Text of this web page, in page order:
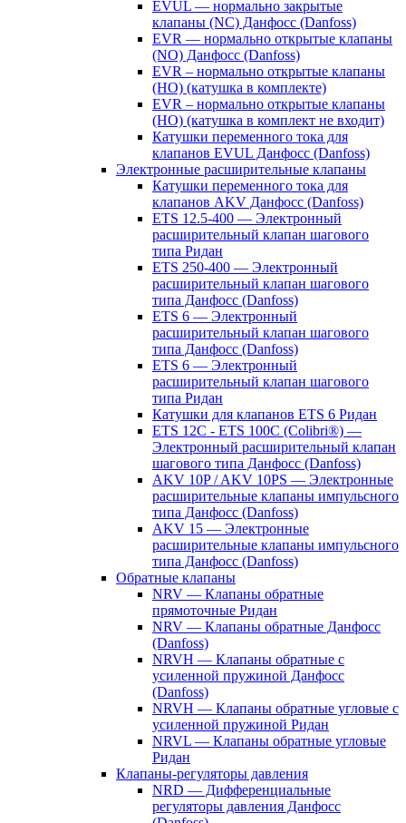
EVUL — нормально закрытые
клапаны (NC) Данфосс (Danfoss)
EVR — нормально открытые клапаны
(NO) Данфосс (Danfoss)
EVR – нормально открытые клапаны
(НО) (катушка в комплекте)
EVR – нормально открытые клапаны
(НО) (катушка в комплект не входит)
Катушки переменного тока для
клапанов EVUL Данфосс (Danfoss)
Электронные расширительные клапаны
Катушки переменного тока для
клапанов AKV Данфосс (Danfoss)
ETS 12.5-400 — Электронный
расширительный клапан шагового
типа Ридан
ETS 250-400 — Электронный
расширительный клапан шагового
типа Данфосс (Danfoss)
ETS 6 — Электронный
расширительный клапан шагового
типа Данфосс (Danfoss)
ETS 6 — Электронный
расширительный клапан шагового
типа Ридан
Катушки для клапанов ETS 6 Ридан
ETS 12C - ETS 100C (Colibri®) —
Электронный расширительный клапан
шагового типа Данфосс (Danfoss)
AKV 10P / AKV 10PS — Электронные
расширительные клапаны импульсного
типа Данфосс (Danfoss)
AKV 15 — Электронные
расширительные клапаны импульсного
типа Данфосс (Danfoss)
Обратные клапаны
NRV — Клапаны обратные
прямоточные Ридан
NRV — Клапаны обратные Данфосс
(Danfoss)
NRVH — Клапаны обратные с
усиленной пружиной Данфосс
(Danfoss)
NRVH — Клапаны обратные угловые с
усиленной пружиной Ридан
NRVL — Клапаны обратные угловые
Ридан
Клапаны-регуляторы давления
NRD — Дифференциальные
регуляторы давления Данфосс